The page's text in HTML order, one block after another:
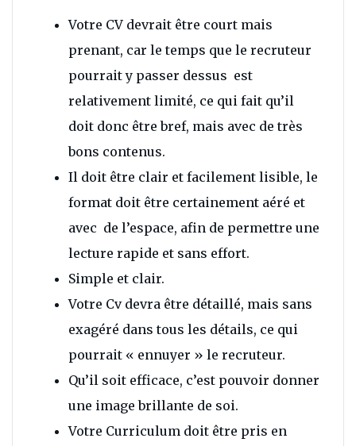
Votre CV devrait être court mais
prenant, car le temps que le recruteur
pourrait y passer dessus est
relativement limité, ce qui fait qu’il
doit donc être bref, mais avec de très
bons contenus.
Il doit être clair et facilement lisible, le
format doit être certainement aéré et
avec de l’espace, afin de permettre une
lecture rapide et sans effort.
Simple et clair.
Votre Cv devra être détaillé, mais sans
exagéré dans tous les détails, ce qui
pourrait « ennuyer » le recruteur.
Qu’il soit efficace, c’est pouvoir donner
une image brillante de soi.
Votre Curriculum doit être pris en